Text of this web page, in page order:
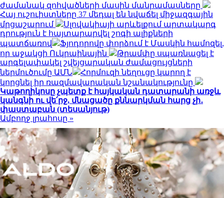
ժամանակ զոհվածների մասին մանրամասները
Հայ ուշուիստները 37 մեդալ են նվաճել միջազգային
մրցաշարում
Սլովակիայի արևելքում արտակարգ
դրություն է հայտարարվել շոգի ալիքների
պատճառով
Ֆյոդորովը փորձում է Մասկին համոզել,
որ աջակցի Ուկրաինային
Թրամփը սպառնացել է
արգելափակել շվեյցարական ժամացույցների
ներմուծումը ԱՄՆ
Հորմուզի նեղուցը կարող է
կորցնել իր ռազմավարական նշանակությունը
Կաթողիկոսը չպետք է հայկական դատարանի առջև
կանգնի ու վե՛րջ, մնացածը քննարկման հարց չի․
փաստաբան (տեսանյութ)
Ամբողջ լրահոսը »